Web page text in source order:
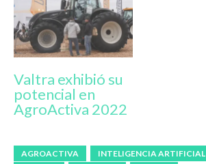
Valtra exhibió su
potencial en
AgroActiva 2022
AGROACTIVA INTELIGENCIA ARTIFICIAL